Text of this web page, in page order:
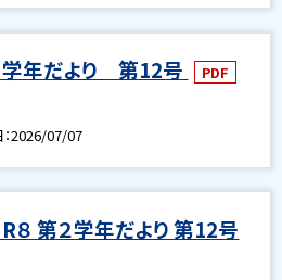
学年だより 第12号 PDF
2026/07/07
８ 第２学年だより 第12号